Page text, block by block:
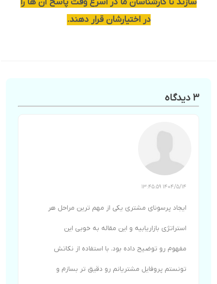
در اختیارشان قرار دهند.
3 دیدگاه
1404/5/14 13:45:59
ایجاد پرسونای مشتری یکی از مهم ترین مراحل هر
استراتژی بازاریابیه و این مقاله به خوبی این
مفهوم رو توضیح داده بود. با استفاده از نکاتش
تونستم پروفایل مشتریانم رو دقیق تر بسازم و